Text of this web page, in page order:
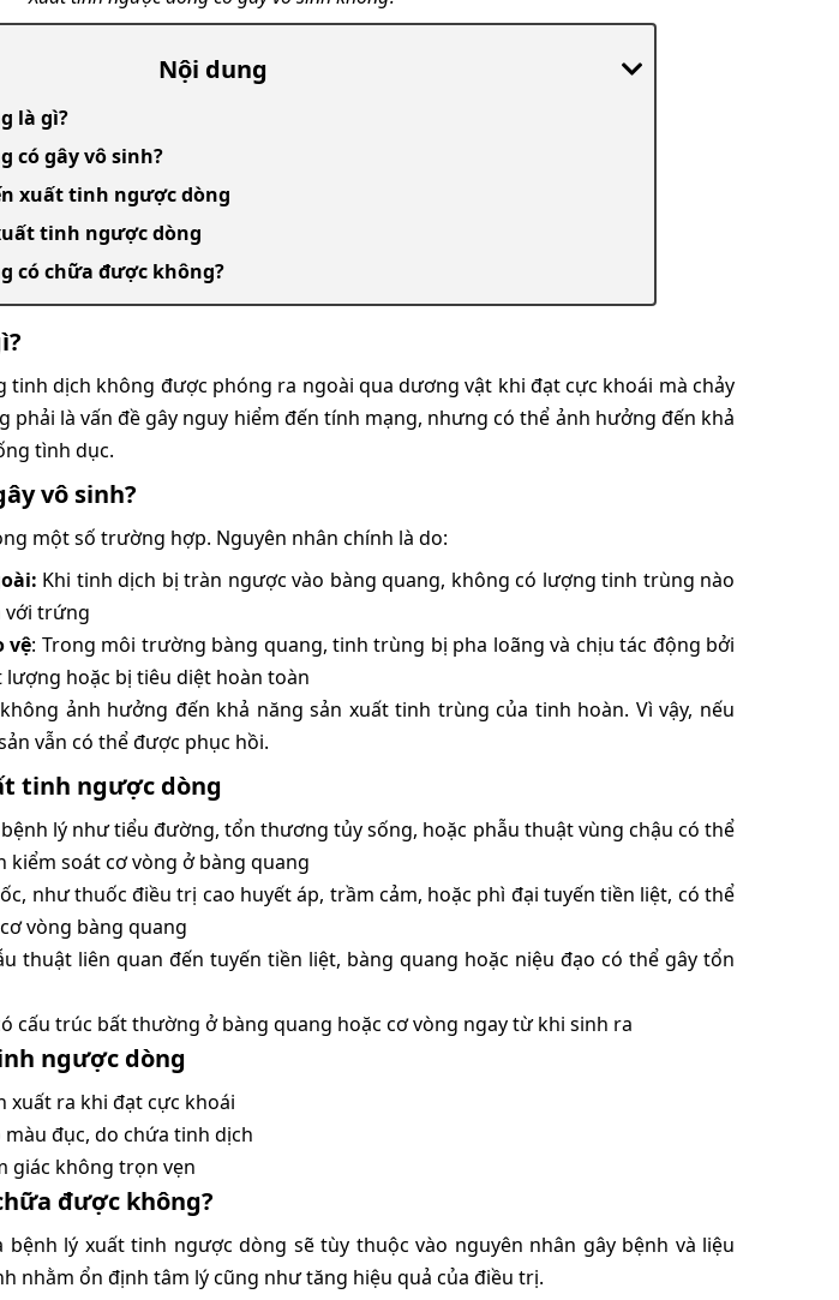
Nội dung
là gì?
có gây vô sinh?
xuất tinh ngược dòng
tinh ngược dòng
có chữa được không?
dịch không được phóng ra ngoài qua dương vật khi đạt cực khoái mà chảy
phải là vấn đề gây nguy hiểm đến tính mạng, nhưng có thể ảnh hưởng đến khả
tình dục.
vô sinh?
một số trường hợp. Nguyên nhân chính là do:
Khi tinh dịch bị tràn ngược vào bàng quang, không có lượng tinh trùng nào
với trứng
vệ: Trong môi trường bàng quang, tinh trùng bị pha loãng và chịu tác động bởi
hoặc bị tiêu diệt hoàn toàn
ảnh hưởng đến khả năng sản xuất tinh trùng của tinh hoàn. Vì vậy, nếu
vẫn có thể được phục hồi.
tinh ngược dòng
bệnh lý như tiểu đường, tổn thương tủy sống, hoặc phẫu thuật vùng chậu có thể
soát cơ vòng ở bàng quang
như thuốc điều trị cao huyết áp, trầm cảm, hoặc phì đại tuyến tiền liệt, có thể
vòng bàng quang
thuật liên quan đến tuyến tiền liệt, bàng quang hoặc niệu đạo có thể gây tổn
cấu trúc bất thường ở bàng quang hoặc cơ vòng ngay từ khi sinh ra
ngược dòng
xuất ra khi đạt cực khoái
đục, do chứa tinh dịch
giác không trọn vẹn
được không?
lý xuất tinh ngược dòng sẽ tùy thuộc vào nguyên nhân gây bệnh và liệu
nhằm ổn định tâm lý cũng như tăng hiệu quả của điều trị.